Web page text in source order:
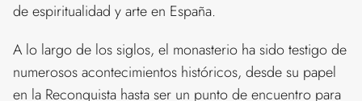
de espiritualidad y arte en España.
A lo largo de los siglos, el monasterio ha sido testigo de
numerosos acontecimientos históricos, desde su papel
en la Reconquista hasta ser un punto de encuentro para